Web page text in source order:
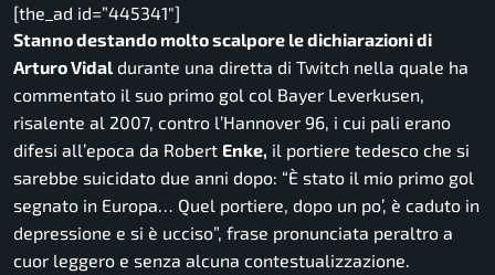
[the_ad id=”445341″]
Stanno destando molto scalpore le dichiarazioni di
Arturo Vidal durante una diretta di Twitch nella quale ha
commentato il suo primo gol col Bayer Leverkusen,
risalente al 2007, contro l’Hannover 96, i cui pali erano
difesi all’epoca da Robert Enke, il portiere tedesco che si
sarebbe suicidato due anni dopo: “È stato il mio primo gol
segnato in Europa… Quel portiere, dopo un po’, è caduto in
depressione e si è ucciso”, frase pronunciata peraltro a
cuor leggero e senza alcuna contestualizzazione.